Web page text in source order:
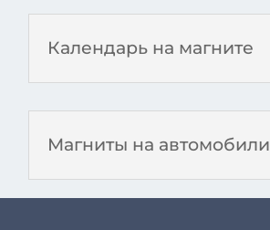
Календарь на магните
Магниты на автомобили